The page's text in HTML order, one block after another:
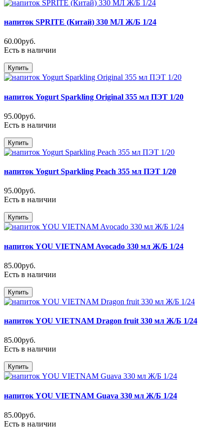
напиток SPRITE (Китай) 330 МЛ Ж/Б 1/24
60.00руб.
Есть в наличии
Купить
напиток Yogurt Sparkling Original 355 мл ПЭТ 1/20
95.00руб.
Есть в наличии
Купить
напиток Yogurt Sparkling Peach 355 мл ПЭТ 1/20
95.00руб.
Есть в наличии
Купить
напиток YOU VIETNAM Avocado 330 мл Ж/Б 1/24
85.00руб.
Есть в наличии
Купить
напиток YOU VIETNAM Dragon fruit 330 мл Ж/Б 1/24
85.00руб.
Есть в наличии
Купить
напиток YOU VIETNAM Guava 330 мл Ж/Б 1/24
85.00руб.
Есть в наличии